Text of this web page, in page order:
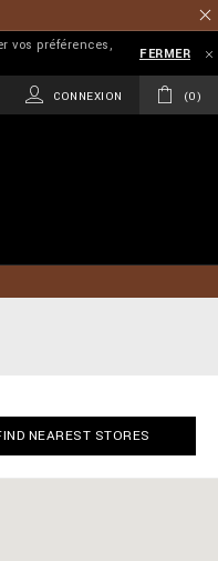
vos préférences,
FERMER
CONNEXION 0
NEAREST STORES